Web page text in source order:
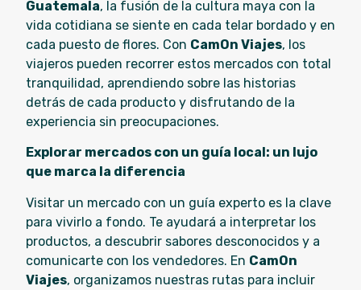
Guatemala, la fusión de la cultura maya con la
vida cotidiana se siente en cada telar bordado y en
cada puesto de flores. Con CamOn Viajes, los
viajeros pueden recorrer estos mercados con total
tranquilidad, aprendiendo sobre las historias
detrás de cada producto y disfrutando de la
experiencia sin preocupaciones.
Explorar mercados con un guía local: un lujo
que marca la diferencia
Visitar un mercado con un guía experto es la clave
para vivirlo a fondo. Te ayudará a interpretar los
productos, a descubrir sabores desconocidos y a
comunicarte con los vendedores. En CamOn
Viajes, organizamos nuestras rutas para incluir